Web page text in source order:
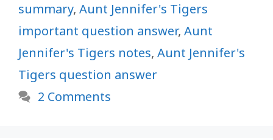
summary, Aunt Jennifer's Tigers
important question answer, Aunt
Jennifer's Tigers notes, Aunt Jennifer's
Tigers question answer
2 Comments